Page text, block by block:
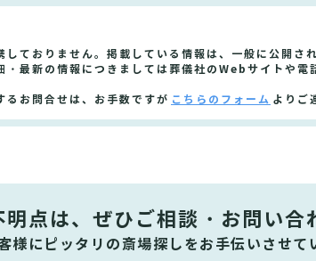
ておりません。掲載している情報は、一般に公開さ
最新の情報につきましては葬儀社のWebサイトや電
るお問合せは、お手数ですが こちらのフォーム よりご
明点は、ぜひ ご相談・お問い合
様にピッタリの斎場探しをお手伝いさせて